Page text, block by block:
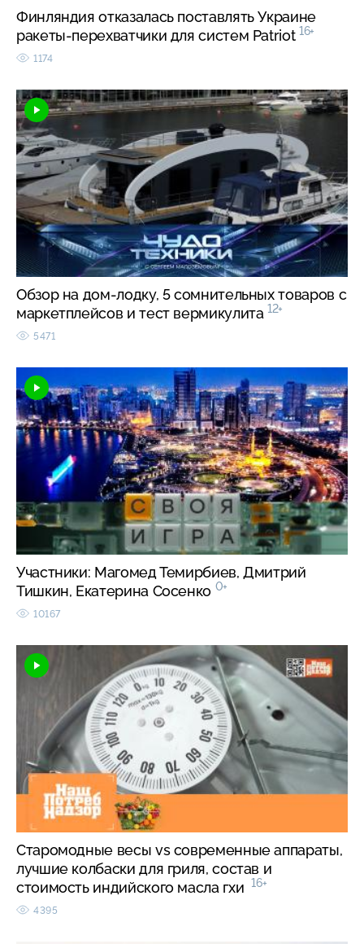
Финляндия отказалась поставлять Украине
ракеты-перехватчики для систем Patriot 16+
1174
Обзор на дом-лодку, 5 сомнительных товаров с
маркетплейсов и тест вермикулита 12+
5471
Участники: Магомед Темирбиев, Дмитрий
Тишкин, Екатерина Сосенко 0+
10167
Старомодные весы vs современные аппараты,
лучшие колбаски для гриля, состав и
стоимость индийского масла гхи 16+
4395